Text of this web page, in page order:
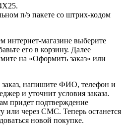
п/э пакете со штрих-кодом
интернет-магазине выберите
его в корзину. Далее
на «Оформить заказ» или
заказ, напишите ФИО, телефон и
и уточнит условия заказа.
придет подтверждение
или через СМС. Теперь останется
новой покупке.